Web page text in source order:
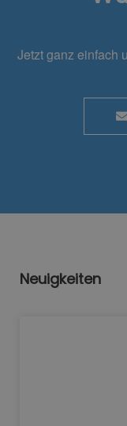
Jetzt ganz einfach
Neuigkeiten